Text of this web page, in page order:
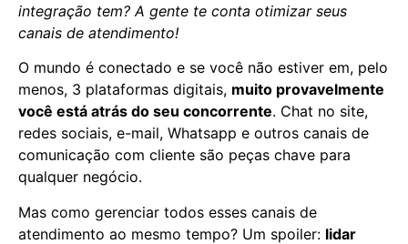
integração tem? A gente te conta otimizar seus
canais de atendimento!
O mundo é conectado e se você não estiver em, pelo
menos, 3 plataformas digitais, muito provavelmente
você está atrás do seu concorrente. Chat no site,
redes sociais, e-mail, Whatsapp e outros canais de
comunicação com cliente são peças chave para
qualquer negócio.
Mas como gerenciar todos esses canais de
atendimento ao mesmo tempo? Um spoiler: lidar